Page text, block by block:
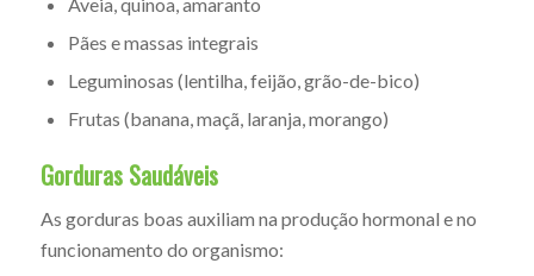
Pães e massas integrais
Leguminosas (lentilha, feijão, grão-de-bico)
Frutas (banana, maçã, laranja, morango)
Gorduras Saudáveis
As gorduras boas auxiliam na produção hormonal e no
funcionamento do organismo: